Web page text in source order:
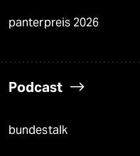
panterpreis 2026
Podcast
bundestalk